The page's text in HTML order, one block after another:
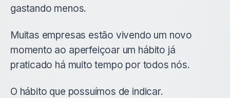
gastando menos.
Muitas empresas estão vivendo um novo
momento ao aperfeiçoar um hábito já
praticado há muito tempo por todos nós.
O hábito que possuímos de indicar.